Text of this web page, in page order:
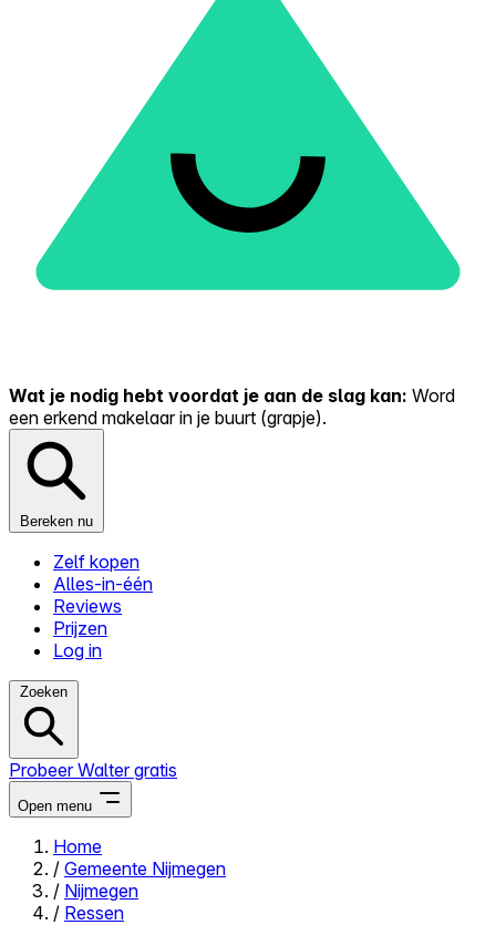
Wat je nodig hebt voordat je aan de slag kan: Word
een erkend makelaar in je buurt (grapje).
Bereken nu
Zelf kopen
Alles-in-één
Reviews
Prijzen
Log in
Zoeken
Probeer Walter gratis
Open menu
Close menu
Home
/ Gemeente Nijmegen
/ Nijmegen
/ Ressen